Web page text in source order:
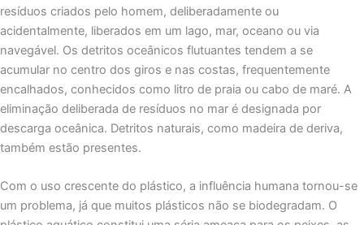
resíduos criados pelo homem, deliberadamente ou
acidentalmente, liberados em um lago, mar, oceano ou via
navegável. Os detritos oceânicos flutuantes tendem a se
acumular no centro dos giros e nas costas, frequentemente
encalhados, conhecidos como litro de praia ou cabo de maré. A
eliminação deliberada de resíduos no mar é designada por
descarga oceânica. Detritos naturais, como madeira de deriva,
também estão presentes.
Com o uso crescente do plástico, a influência humana tornou-se
um problema, já que muitos plásticos não se biodegradam. O